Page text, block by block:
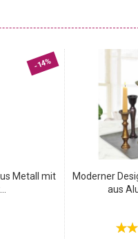
gesehen schon eine
in Weiss-, Rosé- und
-14%
Metall mit
Moderner
aus